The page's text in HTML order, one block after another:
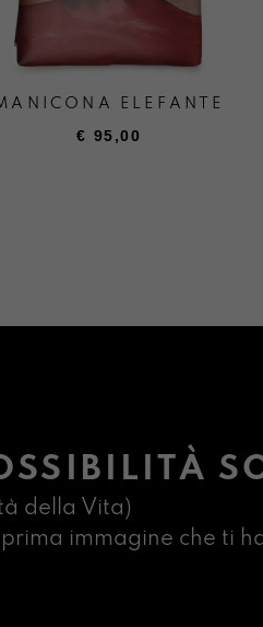
ELEFANTE
€ 95,00
della Vita)
immagine che ti